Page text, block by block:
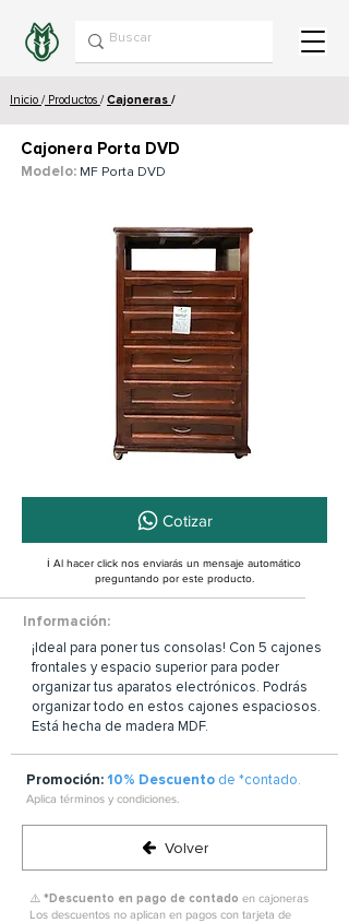
Cajonera Porta DVD
Modelo: MF Porta DVD
¡Ideal para poner tus consolas! Con 5 cajones
frontales y espacio superior para poder
organizar tus aparatos electrónicos. Podrás
organizar todo en estos cajones espaciosos.
Está hecha de madera MDF.
Cotizar
Volver
ℹ️ Al hacer click nos enviarás un mensaje automático
preguntando por este producto.
Información:
Promoción:10% Descuento de *contado.
Aplica términos y condiciones.
Inicio / Productos / Cajoneras /
⚠️ *Descuento en pago de contado en cajoneras
Los descuentos no aplican en pagos con tarjeta de